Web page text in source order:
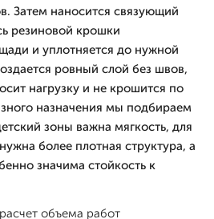
Затем наносится связующий
резиновой крошки
и уплотняется до нужной
ровный слой без швов,
нагрузку и не крошится по
назначения мы подбираем
зоны важна мягкость, для
более плотная структура, а
значима стойкость к
объема работ